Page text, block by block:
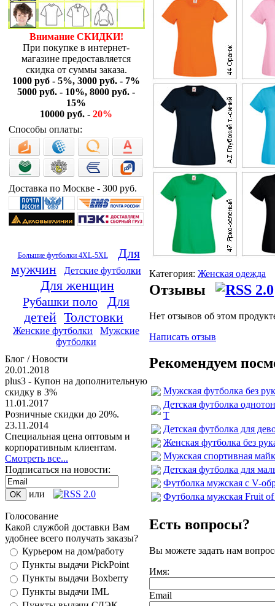
Внимание СКИДКИ!
При покупке в интернет-
магазине предоставляется
скидка от суммы заказа.
1000 руб - 5%, 3000 руб. - 7%
5000 руб. - 10%, 8000 руб. -
15%
10000 руб. - 20%
Способы оплаты:
Доставка по Москве - 300 руб.
Большие футболки 4XL-5XL
Для
мужчин
Детские футболки
Для женщин
Рубашки поло
Для
детей Толстовки
Женские футболки
Мужские
футболки
Блог / Новости
20.01.2018
plus3 - Купон на дополнительную
скидку в 3%
11.01.2017
Розничные скидки до 20%.
23.11.2014
Специальная цена оптовым и
корпоративным клиентам.
Смотреть все...
Подписаться на новости:
или
Голосование
Какой службой доставки Вам
удобнее всего получать заказы?
Курьером на дом/работу
Пункты выдачи PickPoint
Пункты выдачи Boxberry
Пункты выдачи IML
Категория: Женская одежда
Отзывы
Нет отзывов об этом
Написать отзыв
Рекомендуем
Мужская футболка без
Детская футболка
T
Детская футболка для
Женская футболка без
Мужская спортивная
Детская футболка для
Футболка мужская с V-
Футболка мужская Fruit
Есть вопросы?
Вы можете задать нам
Имя:
Email